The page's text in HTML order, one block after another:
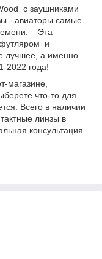
с заушниками
- авиаторы самые
Эта
и
лучшее, а именно
2022 года!
магазине,
что-то для
Всего в наличии
линзы в
консультация